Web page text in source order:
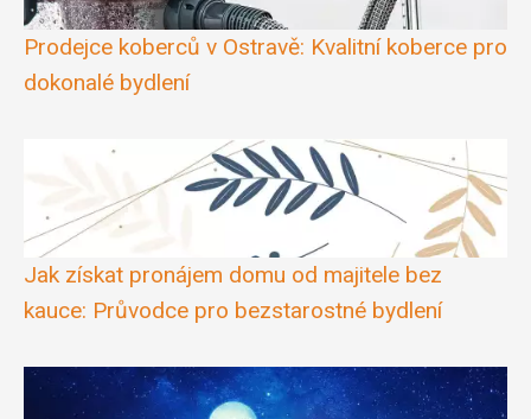
Prodejce koberců v Ostravě: Kvalitní koberce pro
dokonalé bydlení
Jak získat pronájem domu od majitele bez
kauce: Průvodce pro bezstarostné bydlení